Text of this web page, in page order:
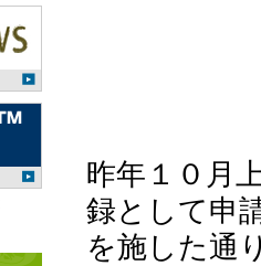
昨年１０月
録として申
を施した通